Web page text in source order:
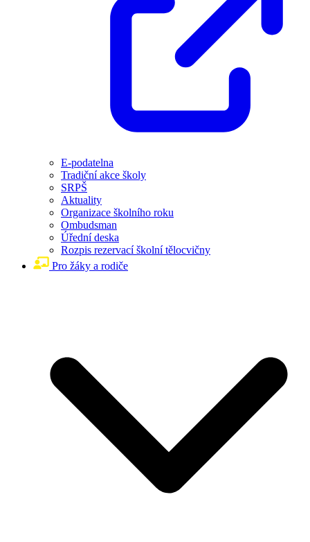
E-podatelna
Tradiční akce školy
SRPŠ
Aktuality
Organizace školního roku
Ombudsman
Úřední deska
Rozpis rezervací školní tělocvičny
Pro žáky a rodiče